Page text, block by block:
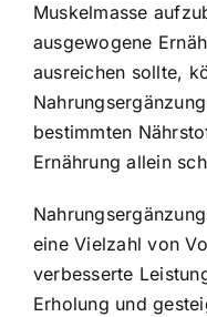
Muskelmasse
ausgewogene
ausreichen sollte,
bestimmten
Ernährung allein
eine Vielzahl von
verbesserte
Erholung und